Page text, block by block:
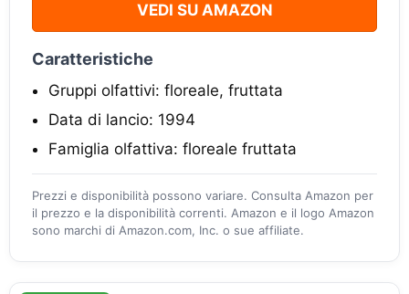
VEDI SU AMAZON
Caratteristiche
Gruppi olfattivi: floreale, fruttata
Data di lancio: 1994
Famiglia olfattiva: floreale fruttata
Prezzi e disponibilità possono variare. Consulta Amazon per
il prezzo e la disponibilità correnti. Amazon e il logo Amazon
sono marchi di Amazon.com, Inc. o sue affiliate.